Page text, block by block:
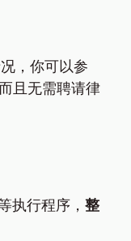
，你可以参
且无需聘请律
执行程序， 整